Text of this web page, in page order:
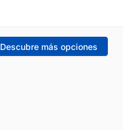
Descubre más opciones